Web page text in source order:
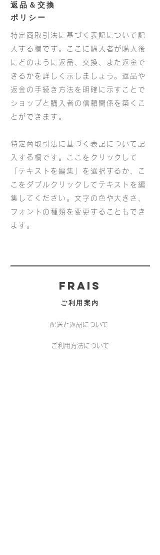
返品＆交換
ポリシー
特定商取引法に基づく表記について記
入する欄です。ここに購入者が購入後
にどのように返品、交換、また返金で
きるかを詳しく示しましょう。返品や
返金の手続き方法を明確に示すことで
ショップと購入者の信頼関係を築くこ
とができます。
特定商取引法に基づく表記について記
入する欄です。ここをクリックして
「テキストを編集」を選択するか、こ
こをダブルクリックしてテキストを編
集してください。文字の色や大きさ、
フォントの種類を変更することもでき
ます。
FRAIS
ご利用案内
配送と返品について
ご利用方法について